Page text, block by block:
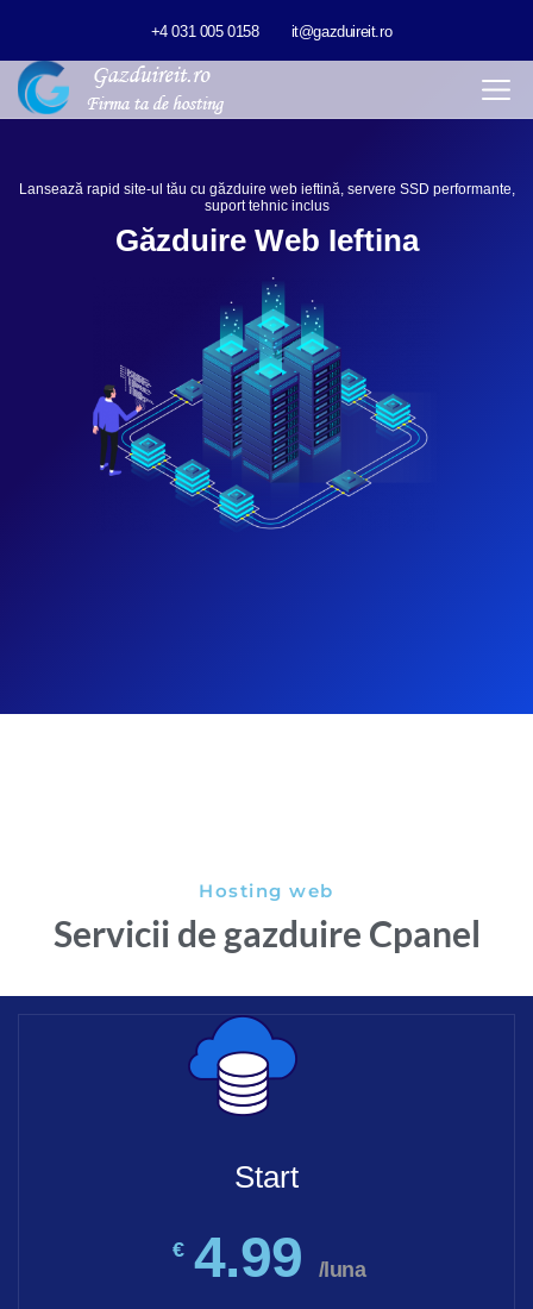
+4 031 005 0158 it@gazduireit.ro
Lansează rapid site-ul tău cu găzduire web ieftină, servere SSD performante,
suport tehnic inclus
Găzduire Web Ieftina
Hosting web
Servicii de gazduire Cpanel
Start
€ 4.99 /luna